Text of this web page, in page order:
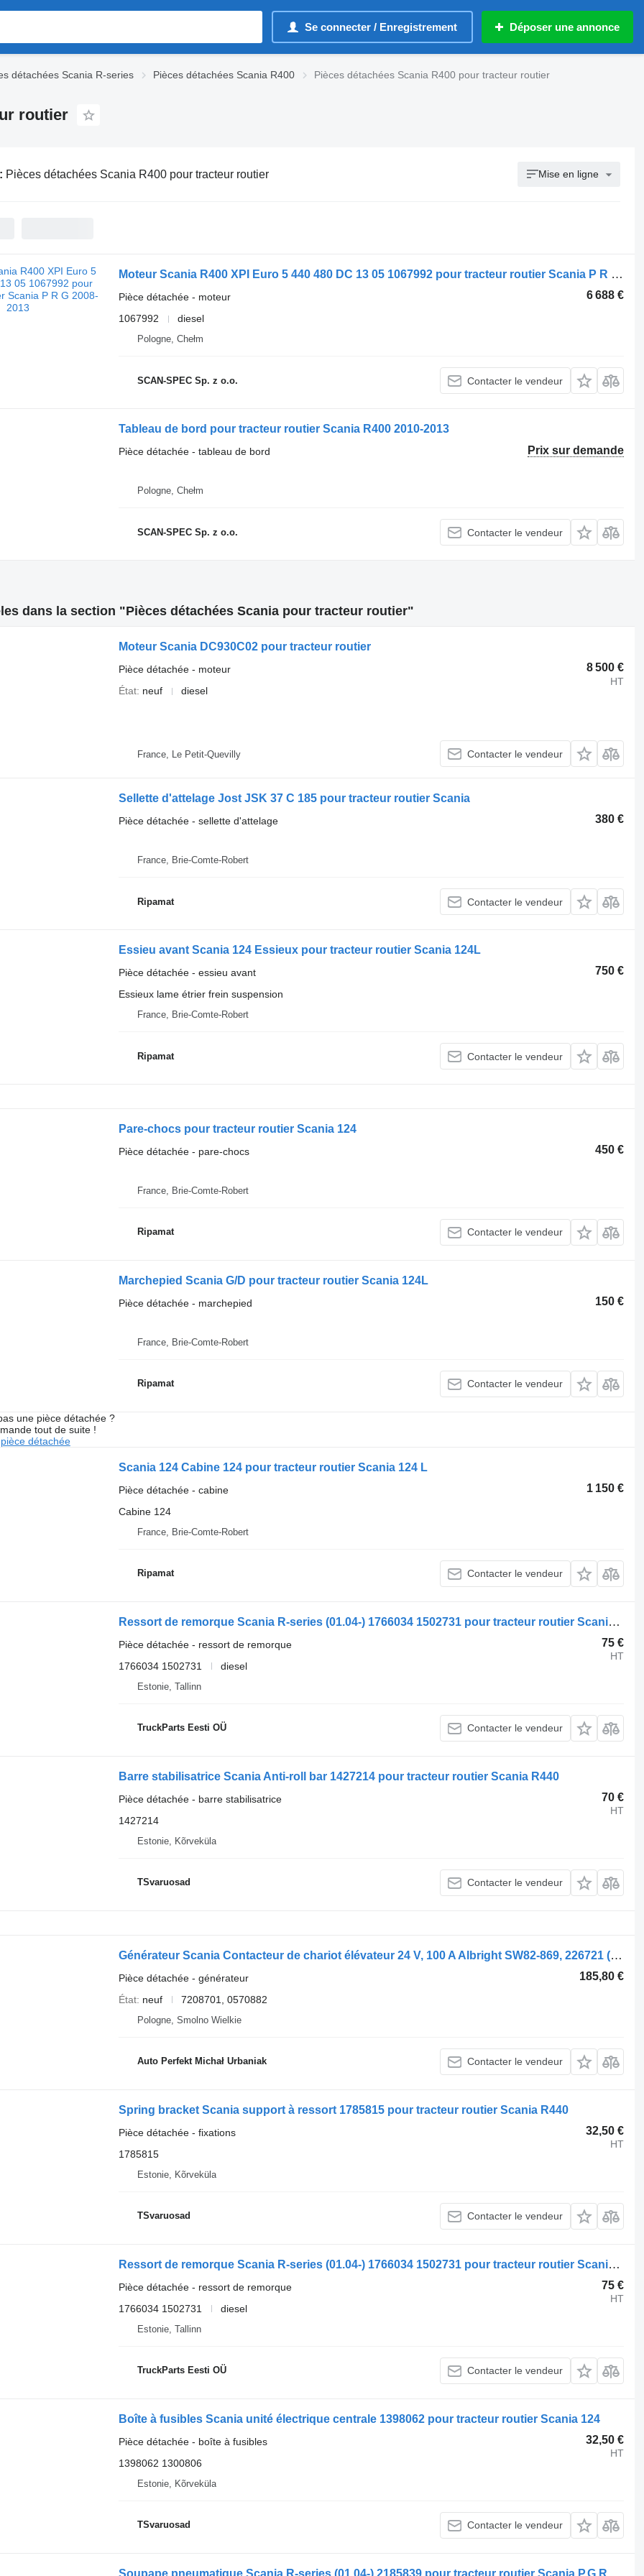
Se connecter / Enregistrement Déposer une annonce
détachées Scania R-series Pièces détachées Scania R400 Pièces détachées Scania R400 pour tracteur routier
routier
Pièces détachées Scania R400 pour tracteur routier Mise en ligne
Moteur Scania R400 XPI Euro 5 440 480 DC 13 05 1067992 pour tracteur routier Scania P R G 2008-2013
6 688 €
Pièce détachée - moteur
1067992
diesel
Pologne, Chełm
SCAN-SPEC Sp. z o.o. Contacter le vendeur
Tableau de bord pour tracteur routier Scania R400 2010-2013
Prix sur demande
Pièce détachée - tableau de bord
Pologne, Chełm
SCAN-SPEC Sp. z o.o. Contacter le vendeur
dans la section "Pièces détachées Scania pour tracteur routier"
Moteur Scania DC930C02 pour tracteur routier
8 500 €
HT
Pièce détachée - moteur
État neuf diesel
France, Le Petit-Quevilly Contacter le vendeur
Sellette d'attelage Jost JSK 37 C 185 pour tracteur routier Scania
380 €
Pièce détachée - sellette d'attelage
France, Brie-Comte-Robert
Ripamat Contacter le vendeur
Essieu avant Scania 124 Essieux pour tracteur routier Scania 124L
750 €
Pièce détachée - essieu avant
Essieux lame étrier frein suspension
France, Brie-Comte-Robert
Ripamat Contacter le vendeur
Pare-chocs pour tracteur routier Scania 124
450 €
Pièce détachée - pare-chocs
France, Brie-Comte-Robert
Ripamat Contacter le vendeur
Marchepied Scania G/D pour tracteur routier Scania 124L
150 €
Pièce détachée - marchepied
France, Brie-Comte-Robert
Ripamat Contacter le vendeur
une pièce détachée ?
tout de suite !
détachée
Scania 124 Cabine 124 pour tracteur routier Scania 124 L
1 150 €
Pièce détachée - cabine
Cabine 124
France, Brie-Comte-Robert
Ripamat Contacter le vendeur
Ressort de remorque Scania R-series (01.04-) 1766034 1502731 pour tracteur routier Scania P,G,R,T-series (2004-2017)
75 €
HT
Pièce détachée - ressort de remorque
1766034 1502731
diesel
Estonie, Tallinn
TruckParts Eesti OÜ Contacter le vendeur
Barre stabilisatrice Scania Anti-roll bar 1427214 pour tracteur routier Scania R440
70 €
HT
Pièce détachée - barre stabilisatrice
1427214
Estonie, Kõrveküla
TSvaruosad Contacter le vendeur
Générateur Scania Contacteur de chariot élévateur 24 V, 100 A Albright SW82-869, 226721 (841) 7208701, 0570882 pour tracteur routier Scania
185,80 €
Pièce détachée - générateur
État neuf 7208701, 0570882
Pologne, Smolno Wielkie
Auto Perfekt Michał Urbaniak Contacter le vendeur
Spring bracket Scania support à ressort 1785815 pour tracteur routier Scania R440
32,50 €
HT
Pièce détachée - fixations
1785815
Estonie, Kõrveküla
TSvaruosad Contacter le vendeur
Ressort de remorque Scania R-series (01.04-) 1766034 1502731 pour tracteur routier Scania P,G,R,T-series (2004-2017)
75 €
HT
Pièce détachée - ressort de remorque
1766034 1502731
diesel
Estonie, Tallinn
TruckParts Eesti OÜ Contacter le vendeur
Boîte à fusibles Scania unité électrique centrale 1398062 pour tracteur routier Scania 124
32,50 €
HT
Pièce détachée - boîte à fusibles
1398062 1300806
Estonie, Kõrveküla
TSvaruosad Contacter le vendeur